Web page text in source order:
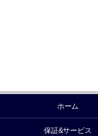
ホーム
保証&サービス